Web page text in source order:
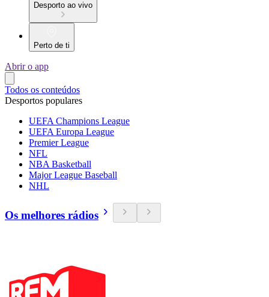
Desporto ao vivo
Perto de ti
Abrir o app
Todos os conteúdos
Desportos populares
UEFA Champions League
UEFA Europa League
Premier League
NFL
NBA Basketball
Major League Baseball
NHL
Os melhores rádios